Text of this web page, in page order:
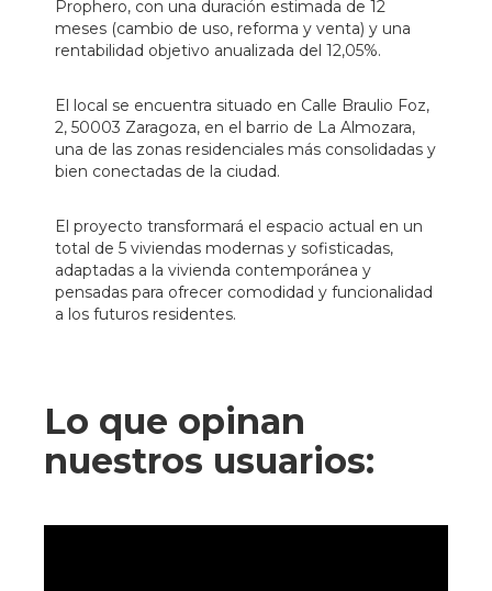
Prophero, con una duración estimada de 12
meses (cambio de uso, reforma y venta) y una
rentabilidad objetivo anualizada del 12,05%.
El local se encuentra situado en Calle Braulio Foz,
2, 50003 Zaragoza, en el barrio de La Almozara,
una de las zonas residenciales más consolidadas y
bien conectadas de la ciudad.
El proyecto transformará el espacio actual en un
total de 5 viviendas modernas y sofisticadas,
adaptadas a la vivienda contemporánea y
pensadas para ofrecer comodidad y funcionalidad
a los futuros residentes.
Lo que opinan
nuestros usuarios: